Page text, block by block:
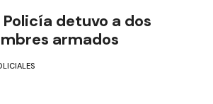
Policía detuvo a dos
armados